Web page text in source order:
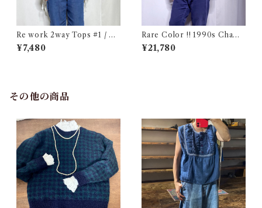
Re work 2way Tops #1 / リ
ワーク 2way トップス 古着
¥7,480
Rare Color !! 1990s Champ
ion Reverse Weave Charco
al Gray Size M / チャンピオ
¥21,780
その他の商品